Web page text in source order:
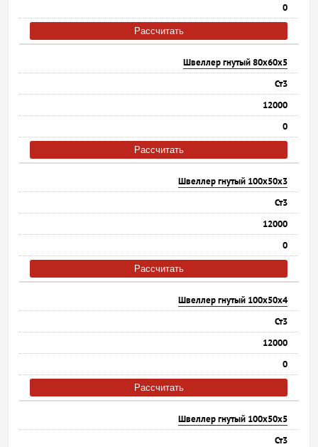
0
Рассчитать
Швеллер гнутый 80х60х5
Ст3
12000
0
Рассчитать
Швеллер гнутый 100х50х3
Ст3
12000
0
Рассчитать
Швеллер гнутый 100х50х4
Ст3
12000
0
Рассчитать
Швеллер гнутый 100х50х5
Ст3